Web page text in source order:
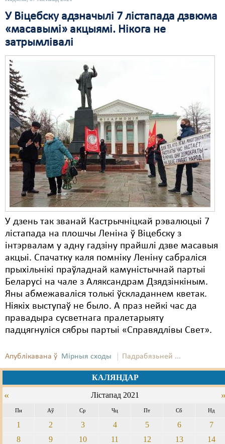
У Віцебску адзначылі 7 лістапада дзвюма
«масавымі» акцыямі. Нікога не
затрымлівалі
У дзень так званай Кастрычніцкай рэвалюцыі 7
лістапада на плошчы Леніна ў Віцебску з
інтэрвалам у адну гадзіну прайшлі дзве масавыя
акцыі. Спачатку каля помніку Леніну сабраліся
прыхільнікі праўладнай камуністычнай партыі
Беларусі на чале з Аляксандрам Дзядзінкіным.
Яны абмежаваліся толькі ўскладаннем кветак.
Ніякіх выступаў не было. А праз нейкі час да
правадыра сусветнага пралетарыяту
падцягнуліся сябры партыі «Справядлівы Свет».
Апублікавана ў Мірныя сходы Падрабязьней ...
КАЛЯНДАР
« Лістапад 2021
Пн Аў Ср Чц Пт Сб Нд
1 2 3 4 5 6
7
8
9 10 11 12 13
14
Свабода слова
Свабода сумленьня
Сьмяротнае пакараньне
Экалёгія
Правы працоўных
Сацыяльныя правы